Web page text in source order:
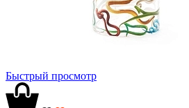
Быстрый просмотр